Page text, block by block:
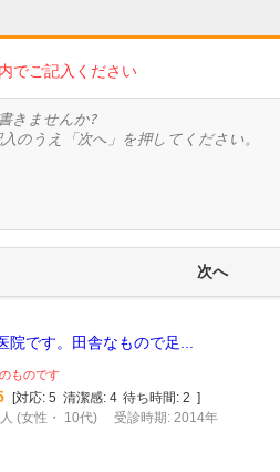
でご記入ください
院です。田舎なもので足...
ものです
対応: 5 清潔感: 4 待ち時間: 2
(女性・ 10代) 受診時期: 2014年